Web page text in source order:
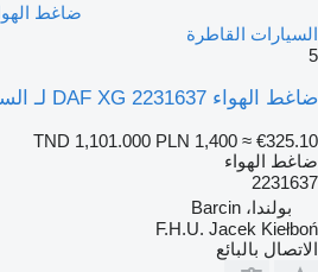
السيارات القاطرة
5
ضاغط الهواء DAF XG 2231637 لـ السيارات القاطرة
TND 1,101.000 PLN 1,400 ≈ €325.10
ضاغط الهواء
2231637
بولندا، Barcin
F.H.U. Jacek Kiełboń
الاتصال بالبائع